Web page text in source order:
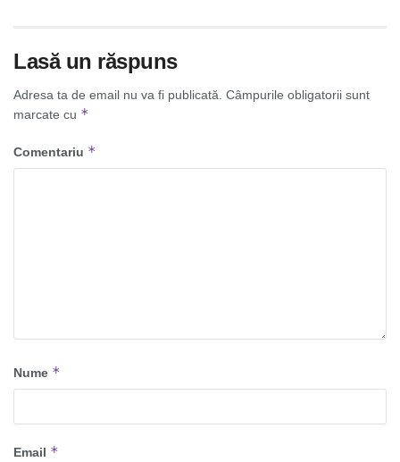
Lasă un răspuns
Adresa ta de email nu va fi publicată. Câmpurile obligatorii sunt
marcate cu *
Comentariu *
Nume *
Email *